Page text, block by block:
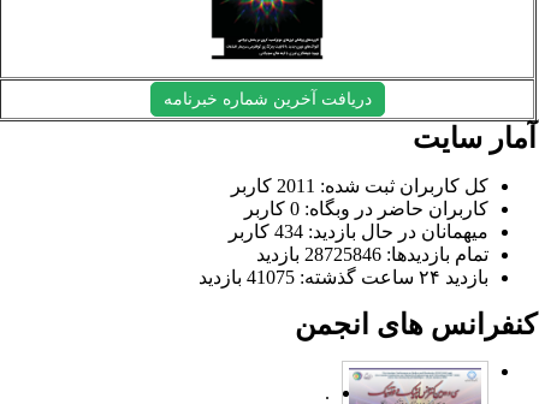
دریافت آخرین شماره خبرنامه
سایت
کل کاربران ثبت شده: 2011 کاربر
کاربران حاضر در وبگاه: 0 کاربر
میهمانان در حال بازدید: 434 کاربر
تمام بازدید‌ها: 28725846 بازدید
بازدید ۲۴ ساعت گذشته: 41075 بازدید
های انجمن
.